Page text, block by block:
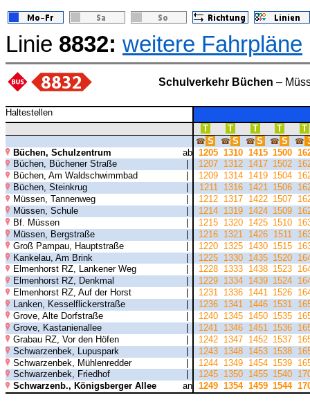
Linie 8832: weitere Fahrpläne
Schulverkehr Büchen –
Haltestellen
T
T T T T
☎ S ☎ S ☎ S ☎ S ☎
Büchen, Schulzentrum
ab 1205 1310 1415 1500
Büchen, Büchener Straße
1207 1312 1417 1502
Büchen, Am Waldschwimmbad
1209 1314 1419 1504
Büchen, Steinkrug
1211 1316 1421 1506
Müssen, Tannenweg
1212 1317 1422 1507
Müssen, Schule
1214 1319 1424 1509
Bf. Müssen
1215 1320 1425 1510
Müssen, Bergstraße
1216 1321 1426 1511
Groß Pampau, Hauptstraße
| 1220 1325 1430 1515
Kankelau, Am Brink
| 1225 1330 1435 1520
Elmenhorst RZ, Lankener Weg
1228 1333 1438 1523
Elmenhorst RZ, Denkmal
1229 1334 1439 1524
Elmenhorst RZ, Auf der Horst
1231 1336 1441 1526
Lanken, Kesselflickerstraße
1236 1341 1446 1531
Grove, Alte Dorfstraße
1240 1345 1450 1535
Grove, Kastanienallee
1241 1346 1451 1536
Grabau RZ, Vor den Höfen
1242 1347 1452 1537
Schwarzenbek, Lupuspark
| 1243 1348 1453 1538
Schwarzenbek, Mühlenredder
| 1244 1349 1454 1539
Schwarzenbek, Friedhof
1245 1350 1455 1540
Schwarzenb., Königsberger Allee
an 1249 1354 1459 1544